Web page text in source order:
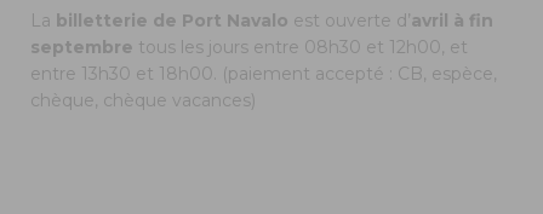
La billetterie de Port Navalo est ouverte d’avril à fin
septembre tous les jours entre 08h30 et 12h00, et
entre 13h30 et 18h00. (paiement accepté : CB, espèce,
chèque, chèque vacances)